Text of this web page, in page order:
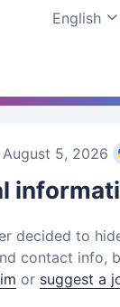
English
5, 2026
decided to
contact info,
or suggest a